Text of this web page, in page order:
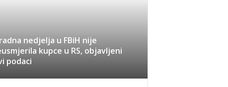
nedjelja u FBiH nije
kupce u RS, objavljeni
podaci